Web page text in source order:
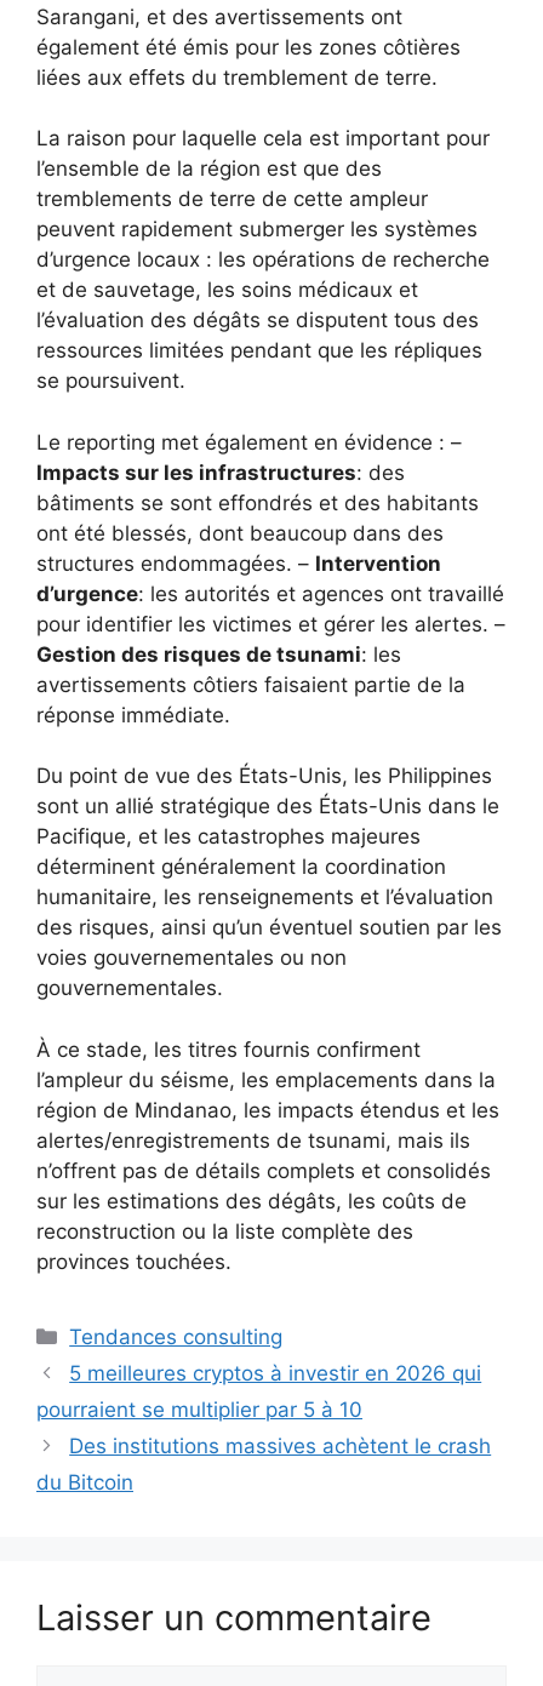
Sarangani, et des avertissements ont
également été émis pour les zones côtières
liées aux effets du tremblement de terre.
La raison pour laquelle cela est important pour
l’ensemble de la région est que des
tremblements de terre de cette ampleur
peuvent rapidement submerger les systèmes
d’urgence locaux : les opérations de recherche
et de sauvetage, les soins médicaux et
l’évaluation des dégâts se disputent tous des
ressources limitées pendant que les répliques
se poursuivent.
Le reporting met également en évidence : –
Impacts sur les infrastructures: des
bâtiments se sont effondrés et des habitants
ont été blessés, dont beaucoup dans des
structures endommagées. – Intervention
d’urgence: les autorités et agences ont travaillé
pour identifier les victimes et gérer les alertes. –
Gestion des risques de tsunami: les
avertissements côtiers faisaient partie de la
réponse immédiate.
Du point de vue des États-Unis, les Philippines
sont un allié stratégique des États-Unis dans le
Pacifique, et les catastrophes majeures
déterminent généralement la coordination
humanitaire, les renseignements et l’évaluation
des risques, ainsi qu’un éventuel soutien par les
voies gouvernementales ou non
gouvernementales.
À ce stade, les titres fournis confirment
l’ampleur du séisme, les emplacements dans la
région de Mindanao, les impacts étendus et les
alertes/enregistrements de tsunami, mais ils
n’offrent pas de détails complets et consolidés
sur les estimations des dégâts, les coûts de
reconstruction ou la liste complète des
provinces touchées.
Catégories
Tendances consulting
5 meilleures cryptos à investir en 2026 qui
pourraient se multiplier par 5 à 10
Des institutions massives achètent le crash
du Bitcoin
Laisser un commentaire